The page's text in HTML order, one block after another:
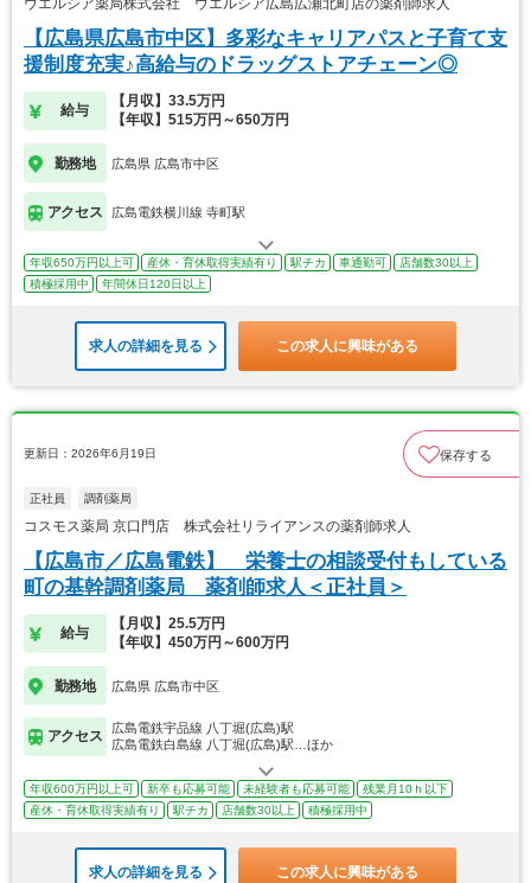
ウエルシア薬局株式会社 ウエルシア広島広瀬北町店の薬剤師求人
【広島県広島市中区】多彩なキャリアパスと子育て支
援制度充実♪高給与のドラッグストアチェーン◎
給与
【月収】33.5万円
【年収】515万円～650万円
勤務地 広島県 広島市中区
アクセス 広島電鉄横川線 寺町駅
年収650万円以上可 産休・育休取得実績有り 駅チカ 車通勤可
店舗数30以上
積極採用中
年間休日120日以上
求人の詳細を見る この求人に興味がある
更新日：2026年6月19日 保存する
正社員 調剤薬局
コスモス薬局 京口門店 株式会社リライアンスの薬剤師求人
【広島市／広島電鉄】 栄養士の相談受付もしている
町の基幹調剤薬局 薬剤師求人＜正社員＞
給与
【月収】25.5万円
【年収】450万円～600万円
勤務地 広島県 広島市中区
アクセス
広島電鉄宇品線 八丁堀(広島)駅
広島電鉄白島線 八丁堀(広島)駅…ほか
年収600万円以上可 新卒も応募可能 未経験者も応募可能
残業月10ｈ以下
産休・育休取得実績有り
駅チカ 店舗数30以上 積極採用中
求人の詳細を見る この求人に興味がある